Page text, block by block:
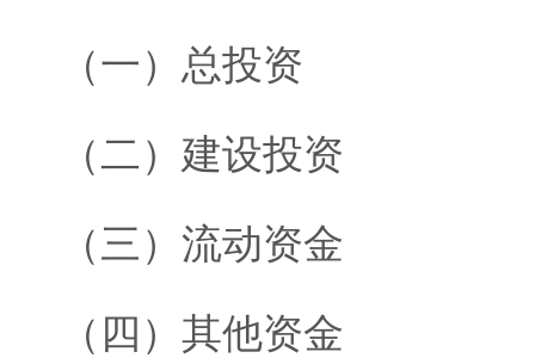
（一）总投资
（二）建设投资
（三）流动资金
（四）其他资金